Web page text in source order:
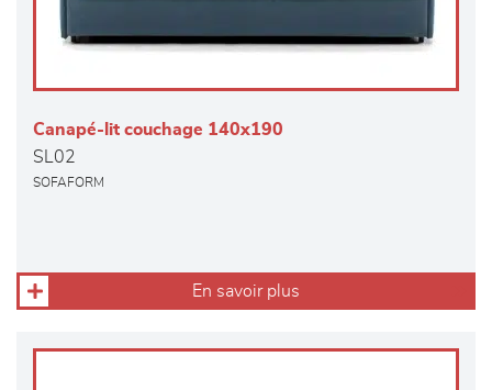
Canapé-lit couchage 140x190
SL02
SOFAFORM
En savoir plus